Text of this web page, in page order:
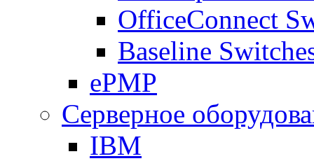
OfficeConnect
Baseline
ePMP
Серверное
IBM